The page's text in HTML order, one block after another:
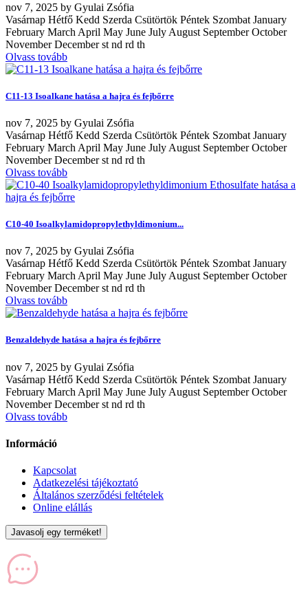
nov 7, 2025 by Gyulai Zsófia
Vasárnap Hétfő Kedd Szerda Csütörtök Péntek Szombat January
February March April May June July August September October
November December st nd rd th
Olvass tovább
C11-13 Isoalkane hatása a hajra és fejbőrre
nov 7, 2025 by Gyulai Zsófia
Vasárnap Hétfő Kedd Szerda Csütörtök Péntek Szombat January
February March April May June July August September October
November December st nd rd th
Olvass tovább
C10-40 Isoalkylamidopropylethyldimonium...
nov 7, 2025 by Gyulai Zsófia
Vasárnap Hétfő Kedd Szerda Csütörtök Péntek Szombat January
February March April May June July August September October
November December st nd rd th
Olvass tovább
Benzaldehyde hatása a hajra és fejbőrre
nov 7, 2025 by Gyulai Zsófia
Vasárnap Hétfő Kedd Szerda Csütörtök Péntek Szombat January
February March April May June July August September October
November December st nd rd th
Olvass tovább
Információ
Kapcsolat
Adatkezelési tájékoztató
Általános szerződési feltételek
Online elállás
Javasolj egy terméket!